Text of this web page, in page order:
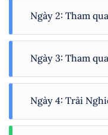
Ngày 2: Tham
tầng 14. Quý khách
thuyền cập cảng
tham quan:
Art.
Ngày 3: Tham
bữa sáng trên du
Ngày 4: Trải